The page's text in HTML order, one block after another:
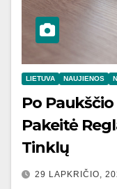
LIETUVA NAUJIENOS
Po
Pakeitė
Tinklų
29 LAPKRIČIO,